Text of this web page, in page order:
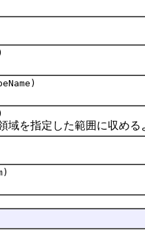
指定した範囲に収める